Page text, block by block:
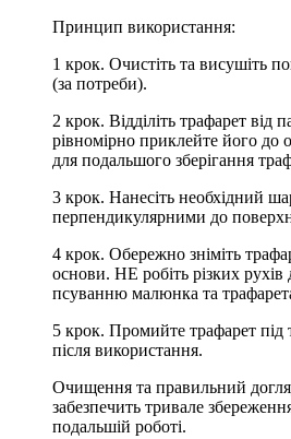
Принцип використання:
1 крок. Очистiть та висушiть
(за потреби).
2 крок. Вiддiлiть трафарет вiд
рiвномiрно приклейте його до
для подальшого зберiгання
3 крок. Нанесiть необхiдний
перпендикулярними до
4 крок. Обережно знiмiть
основи. НЕ робiть рiзких рухiв
псуванню малюнка та
5 крок. Промийте трафарет
пiсля використання.
Очищення та правильний
забезпечить тривале
подальшiй роботi.